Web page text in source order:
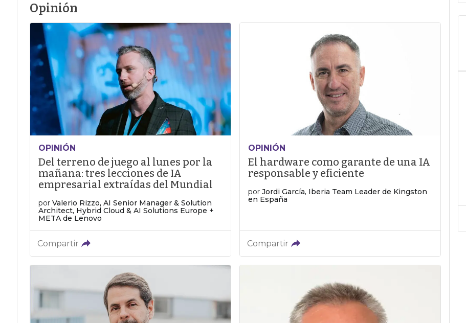
Opinión
OPINIÓN
Del terreno de juego al lunes por la
mañana: tres lecciones de IA
empresarial extraídas del Mundial
por Valerio Rizzo, AI Senior Manager & Solution
Architect, Hybrid Cloud & AI Solutions Europe +
META de Lenovo
Compartir
OPINIÓN
El hardware como garante de una IA
responsable y eficiente
por Jordi García, Iberia Team Leader de Kingston
en España
Compartir